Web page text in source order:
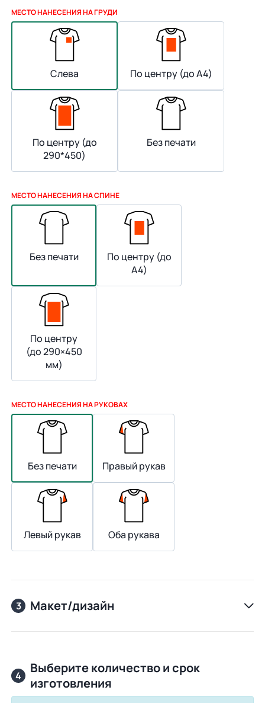
МЕСТО НАНЕСЕНИЯ НА ГРУДИ
Слева По центру (до А4)
По центру (до
290*450)
Без печати
МЕСТО НАНЕСЕНИЯ НА СПИНЕ
Без печати
По центру (до
А4)
По центру
(до 290×450
мм)
МЕСТО НАНЕСЕНИЯ НА РУКОВАХ
Без печати Правый рукав
Левый рукав Оба рукава
3 Макет/дизайн
4
Выберите количество и срок
изготовления